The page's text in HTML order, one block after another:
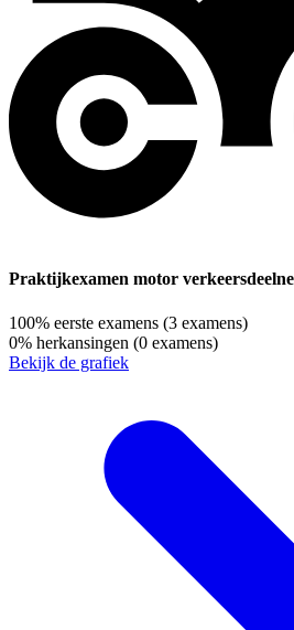
Praktijkexamen motor
100% eerste examens (3 examens)
0% herkansingen (0 examens)
Bekijk de grafiek